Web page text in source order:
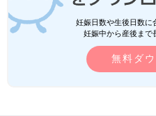
妊娠日数や生後日数に
妊娠中から産後まで
無料ダ